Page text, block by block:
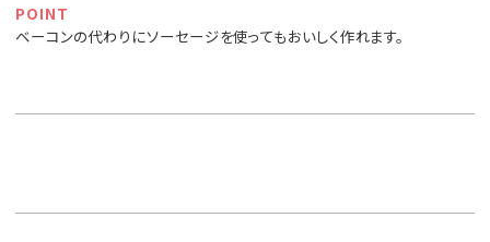
POINT
ベーコンの代わりにソーセージを使ってもおいしく作れます。